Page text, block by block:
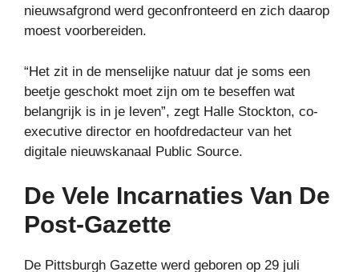
nieuwsafgrond werd geconfronteerd en zich daarop
moest voorbereiden.
“Het zit in de menselijke natuur dat je soms een
beetje geschokt moet zijn om te beseffen wat
belangrijk is in je leven”, zegt Halle Stockton, co-
executive director en hoofdredacteur van het
digitale nieuwskanaal Public Source.
De Vele Incarnaties Van De
Post-Gazette
De Pittsburgh Gazette werd geboren op 29 juli